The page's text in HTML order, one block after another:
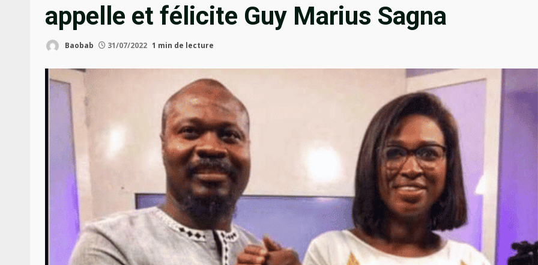
appelle et félicite Guy Marius Sagna
Baobab 31/07/2022 1 min de lecture